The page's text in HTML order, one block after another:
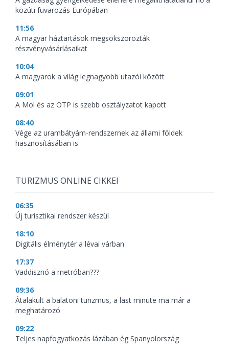
közúti fuvarozás Európában
11:56
A magyar háztartások megsokszorozták
részvényvásárlásaikat
10:04
A magyarok a világ legnagyobb utazói között
09:01
A Mol és az OTP is szebb osztályzatot kapott
08:40
Vége az urambátyám-rendszernek az állami földek
hasznosításában is
TURIZMUS ONLINE CIKKEI
06:35
Új turisztikai rendszer készül
18:10
Digitális élménytér a lévai várban
17:37
Vaddisznó a metróban???
09:36
Átalakult a balatoni turizmus, a last minute ma már a
meghatározó
09:22
Teljes napfogyatkozás lázában ég Spanyolország